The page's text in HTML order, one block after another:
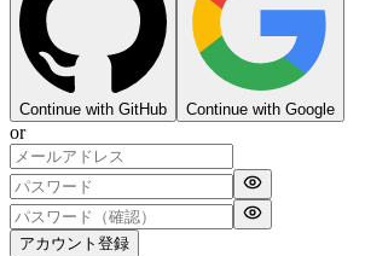
Continue with GitHub Continue with Google
or
アカウント登録